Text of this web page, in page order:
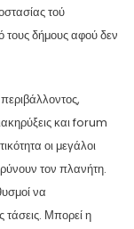
τού
τους δήμους αφού δεν
και forum
οι μεγάλοι
τον πλανήτη.
να
τάσεις. Μπορεί η